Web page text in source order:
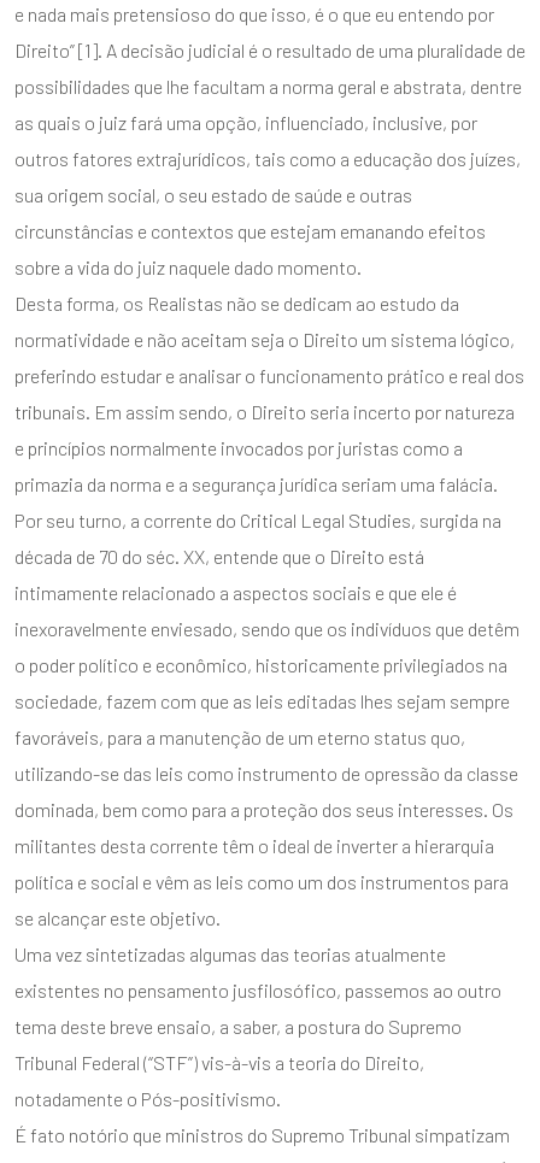
e nada mais pretensioso do que isso, é o que eu entendo por
Direito” [1]. A decisão judicial é o resultado de uma pluralidade de
possibilidades que lhe facultam a norma geral e abstrata, dentre
as quais o juiz fará uma opção, influenciado, inclusive, por
outros fatores extrajurídicos, tais como a educação dos juízes,
sua origem social, o seu estado de saúde e outras
circunstâncias e contextos que estejam emanando efeitos
sobre a vida do juiz naquele dado momento.
Desta forma, os Realistas não se dedicam ao estudo da
normatividade e não aceitam seja o Direito um sistema lógico,
preferindo estudar e analisar o funcionamento prático e real dos
tribunais. Em assim sendo, o Direito seria incerto por natureza
e princípios normalmente invocados por juristas como a
primazia da norma e a segurança jurídica seriam uma falácia.
Por seu turno, a corrente do Critical Legal Studies, surgida na
década de 70 do séc. XX, entende que o Direito está
intimamente relacionado a aspectos sociais e que ele é
inexoravelmente enviesado, sendo que os indivíduos que detêm
o poder político e econômico, historicamente privilegiados na
sociedade, fazem com que as leis editadas lhes sejam sempre
favoráveis, para a manutenção de um eterno status quo,
utilizando-se das leis como instrumento de opressão da classe
dominada, bem como para a proteção dos seus interesses. Os
militantes desta corrente têm o ideal de inverter a hierarquia
política e social e vêm as leis como um dos instrumentos para
se alcançar este objetivo.
Uma vez sintetizadas algumas das teorias atualmente
existentes no pensamento jusfilosófico, passemos ao outro
tema deste breve ensaio, a saber, a postura do Supremo
Tribunal Federal (“STF”) vis-à-vis a teoria do Direito,
notadamente o Pós-positivismo.
É fato notório que ministros do Supremo Tribunal simpatizam